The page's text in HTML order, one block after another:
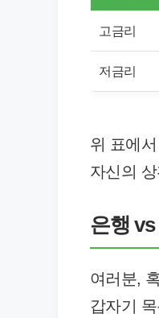
고금리
저금리
위 표에
자신의
은행
여러분,
갑자기